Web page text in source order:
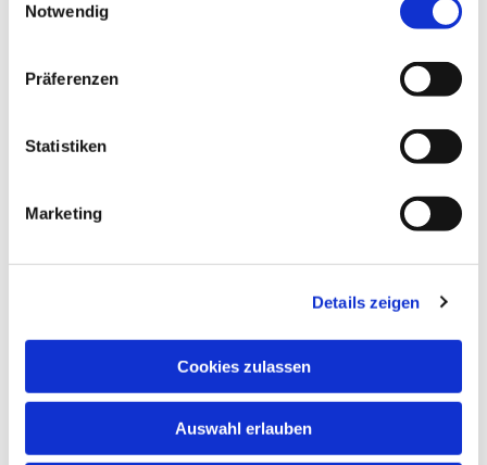
Notwendig
Präferenzen
Statistiken
Marketing
Details zeigen
Cookies zulassen
Auswahl erlauben
NAVIGATION
Pfarrei